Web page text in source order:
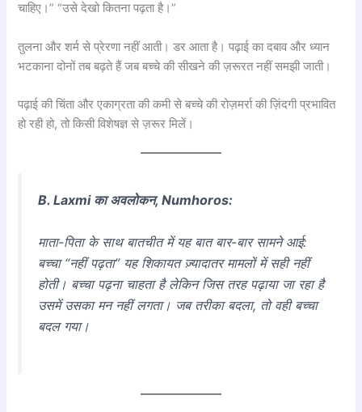
चाहिए।” “उसे देखो कितना पढ़ता है।”
तुलना और शर्म से प्रेरणा नहीं आती। डर आता है। पढ़ाई का दबाव और ध्यान
भटकाना दोनों तब बढ़ते हैं जब बच्चे की सीखने की ज़रूरत नहीं समझी जाती।
पढ़ाई की चिंता और एकाग्रता की कमी से बच्चे की रोज़मर्रा की ज़िंदगी प्रभावित
हो रही हो, तो किसी विशेषज्ञ से ज़रूर मिलें।
B. Laxmi का अवलोकन, Numhoros:
माता-पिता के साथ बातचीत में यह बात बार-बार सामने आई:
बच्चा “नहीं पढ़ता” यह शिकायत ज़्यादातर मामलों में सही नहीं
होती। बच्चा पढ़ना चाहता है लेकिन जिस तरह पढ़ाया जा रहा है
उसमें उसका मन नहीं लगता। जब तरीका बदला, तो वही बच्चा
बदल गया।